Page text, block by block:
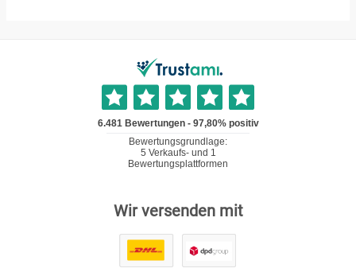
Wir versenden mit